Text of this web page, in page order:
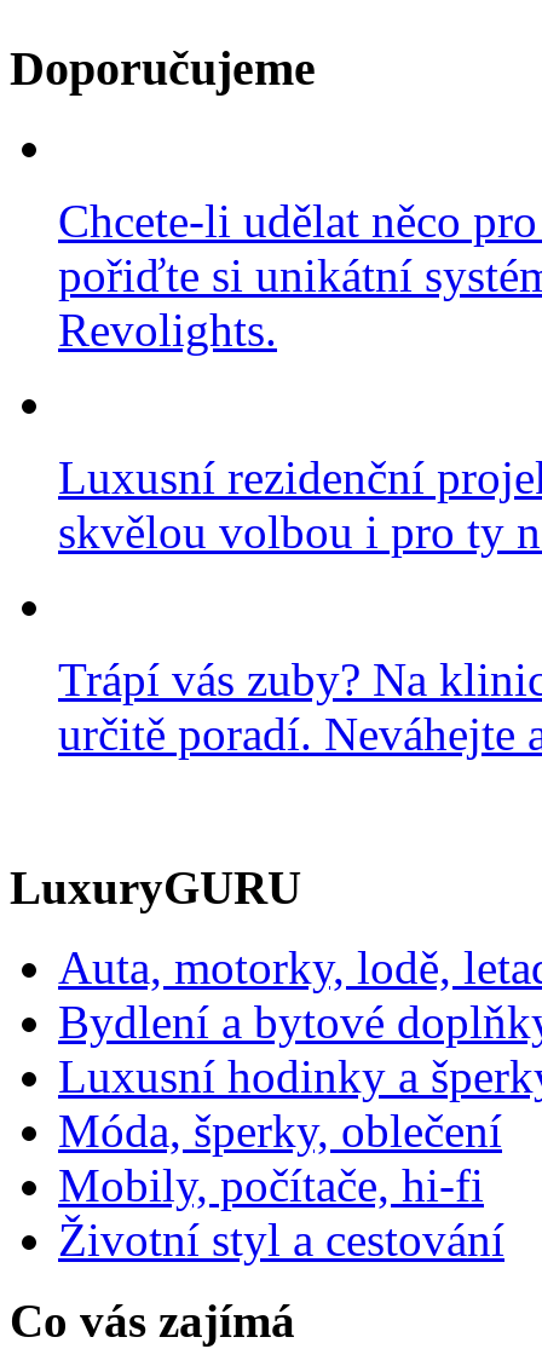
Doporučujeme
Chcete-li udělat něco
pořiďte si unikátní
Revolights.
Luxusní rezidenční
skvělou volbou i pro ty
Trápí vás zuby? Na
určitě poradí. Neváhejte
LuxuryGURU
Auta, motorky, lodě,
Bydlení a bytové
Luxusní hodinky a
Móda, šperky, oblečení
Mobily, počítače, hi-fi
Životní styl a cestování
Co vás zajímá